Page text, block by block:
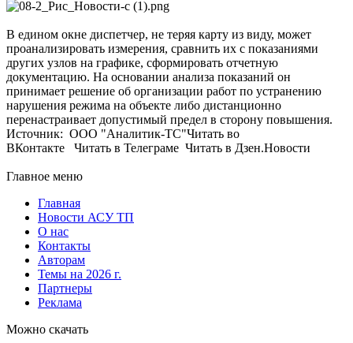
В едином окне диспетчер, не теряя карту из виду, может
проанализировать измерения, сравнить их с показаниями
других узлов на графике, сформировать отчетную
документацию. На основании анализа показаний он
принимает решение об организации работ по устранению
нарушения режима на объекте либо дистанционно
перенастраивает допустимый предел в сторону повышения.
Источник: ООО "Аналитик-ТС"Читать во
ВКонтакте Читать в Телеграме Читать в Дзен.Новости
Главное меню
Главная
Новости АСУ ТП
О нас
Контакты
Авторам
Темы на 2026 г.
Партнеры
Реклама
Можно скачать